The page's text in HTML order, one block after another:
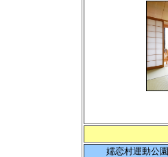
嬬恋村運動公園